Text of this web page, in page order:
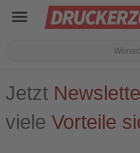
menu
Jetzt
viele Vorteile